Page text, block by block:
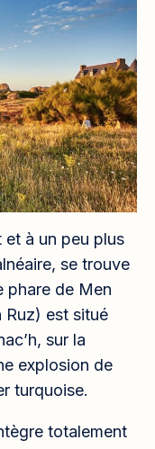
et à un peu plus
se trouve
phare de Men
Ruz) est situé
sur la
explosion de
turquoise.
totalement